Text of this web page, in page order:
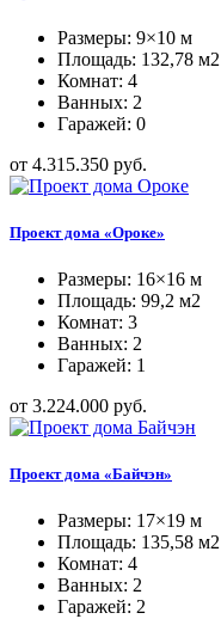
Размеры: 9×10 м
Площадь: 132,78 м2
Комнат: 4
Ванных: 2
Гаражей: 0
от 4.315.350 руб.
Проект дома «Ороке»
Размеры: 16×16 м
Площадь: 99,2 м2
Комнат: 3
Ванных: 2
Гаражей: 1
от 3.224.000 руб.
Проект дома «Байчэн»
Размеры: 17×19 м
Площадь: 135,58 м2
Комнат: 4
Ванных: 2
Гаражей: 2